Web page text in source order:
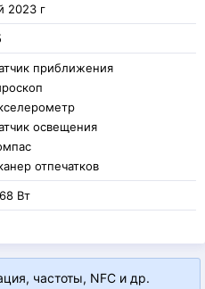
2023 г
приближения
освещения
отпечатков
Вт
частоты, NFC и др.